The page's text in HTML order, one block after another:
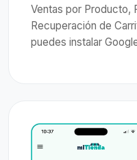
Ventas por Producto,
Recuperación de
puedes instalar